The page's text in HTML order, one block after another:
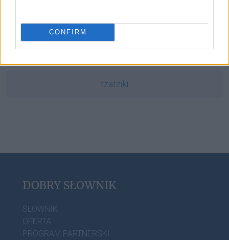
CONFIRM
dopełniacz
tzatziki
DOBRY SŁOWNIK
SŁOWNIK
OFERTA
PROGRAM PARTNERSKI